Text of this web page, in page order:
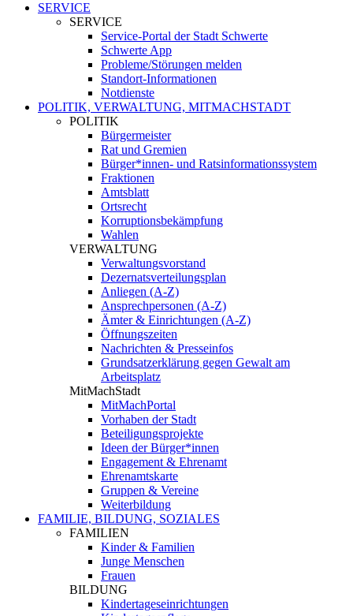
SERVICE
SERVICE
Service-Portal der Stadt Schwerte
Schwerte App
Probleme/Störungen melden
Standort-Informationen
Notdienste
POLITIK, VERWALTUNG, MITMACHSTADT
POLITIK
Bürgermeister
Rat und Gremien
Bürger*innen- und Ratsinformationssystem
Fraktionen
Amtsblatt
Ortsrecht
Korruptionsbekämpfung
Wahlen
VERWALTUNG
Verwaltungsvorstand
Dezernatsverteilungsplan
Anliegen (A-Z)
Ansprechpersonen (A-Z)
Ämter & Einrichtungen (A-Z)
Öffnungszeiten
Nachrichten & Presseinfos
Grundsatzerklärung gegen Gewalt am
Arbeitsplatz
MitMachStadt
MitMachPortal
Vorhaben der Stadt
Beteiligungsprojekte
Ideen der Bürger*innen
Engagement & Ehrenamt
Ehrenamtskarte
Gruppen & Vereine
Weiterbildung
FAMILIE, BILDUNG, SOZIALES
FAMILIEN
Kinder & Familien
Junge Menschen
Frauen
BILDUNG
Kindertageseinrichtungen